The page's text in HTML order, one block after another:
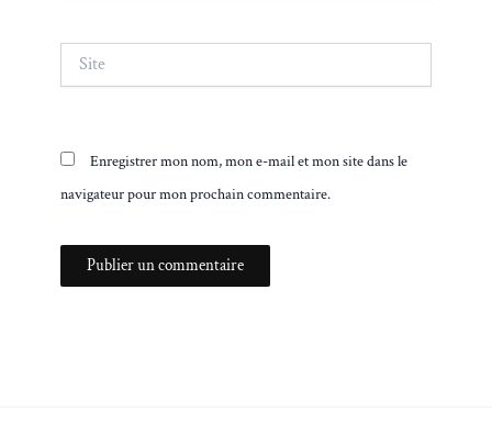
Site
Enregistrer mon nom, mon e-mail et mon site dans le
navigateur pour mon prochain commentaire.